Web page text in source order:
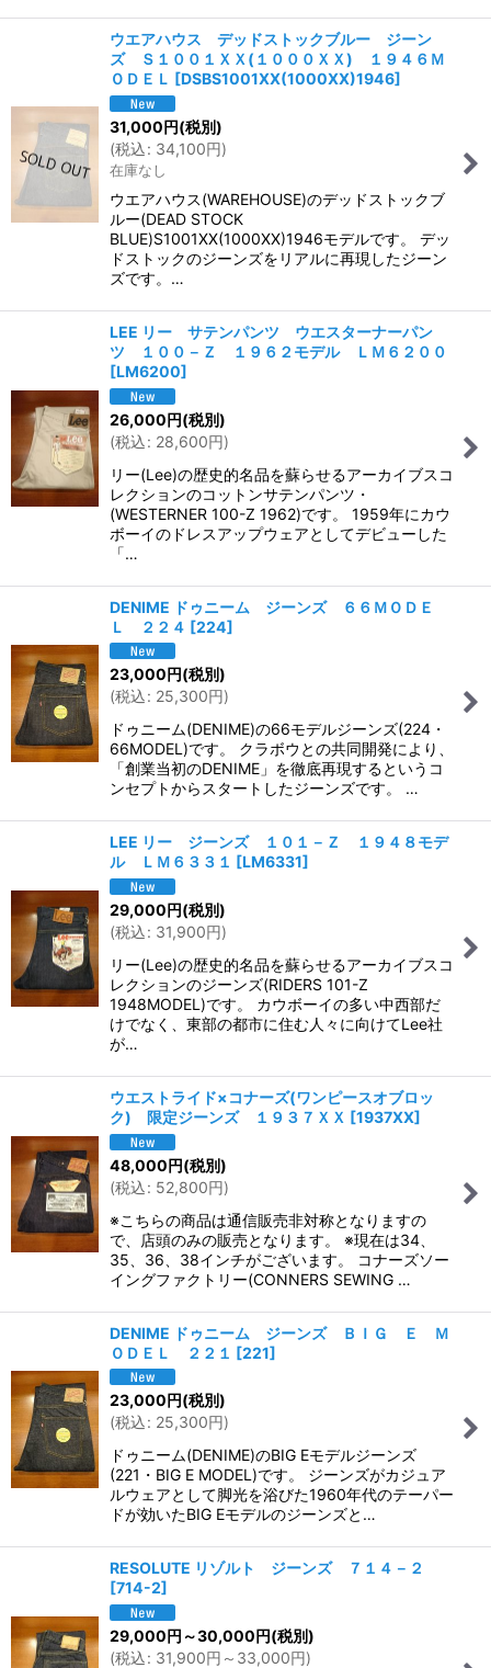
ウエアハウス デッドストックブルー ジーン
ズ Ｓ１００１ＸＸ(１０００ＸＸ) １９４６Ｍ
ＯＤＥＬ [DSBS1001XX(1000XX)1946]
31,000円(税別)
(税込: 34,100円)
在庫なし
ウエアハウス(WAREHOUSE)のデッドストックブ
ルー(DEAD STOCK
BLUE)S1001XX(1000XX)1946モデルです。 デッ
ドストックのジーンズをリアルに再現したジーン
ズです。…
LEE リー サテンパンツ ウエスターナーパン
ツ １００－Ｚ １９６２モデル ＬＭ６２００
[LM6200]
26,000円(税別)
(税込: 28,600円)
リー(Lee)の歴史的名品を蘇らせるアーカイブスコ
レクションのコットンサテンパンツ・
(WESTERNER 100-Z 1962)です。 1959年にカウ
ボーイのドレスアップウェアとしてデビューした
「…
DENIME ドゥニーム ジーンズ ６６ＭＯＤＥ
Ｌ ２２４ [224]
23,000円(税別)
(税込: 25,300円)
ドゥニーム(DENIME)の66モデルジーンズ(224・
66MODEL)です。 クラボウとの共同開発により、
「創業当初のDENIME」を徹底再現するというコ
ンセプトからスタートしたジーンズです。 …
LEE リー ジーンズ １０１－Ｚ １９４８モデ
ル ＬＭ６３３１ [LM6331]
29,000円(税別)
(税込: 31,900円)
リー(Lee)の歴史的名品を蘇らせるアーカイブスコ
レクションのジーンズ(RIDERS 101-Z
1948MODEL)です。 カウボーイの多い中西部だ
けでなく、東部の都市に住む人々に向けてLee社
が…
ウエストライド×コナーズ(ワンピースオブロッ
ク) 限定ジーンズ １９３７ＸＸ [1937XX]
48,000円(税別)
(税込: 52,800円)
※こちらの商品は通信販売非対称となりますの
で、店頭のみの販売となります。 ※現在は34、
35、36、38インチがございます。 コナーズソー
イングファクトリー(CONNERS SEWING …
DENIME ドゥニーム ジーンズ ＢＩＧ Ｅ Ｍ
ＯＤＥＬ ２２１ [221]
23,000円(税別)
(税込: 25,300円)
ドゥニーム(DENIME)のBIG Eモデルジーンズ
(221・BIG E MODEL)です。 ジーンズがカジュア
ルウェアとして脚光を浴びた1960年代のテーパー
ドが効いたBIG Eモデルのジーンズと…
RESOLUTE リゾルト ジーンズ ７１４－２
[714-2]
29,000円 ～30,000円(税別)
(税込: 31,900円 ～33,000円)